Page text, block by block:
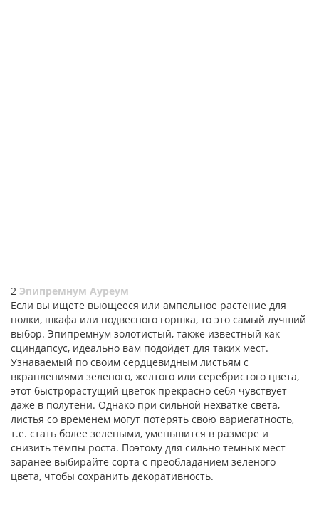
2 Эпипремнум Ауреум
Если вы ищете вьющееся или ампельное растение для
полки, шкафа или подвесного горшка, то это самый лучший
выбор. Эпипремнум золотистый, также известный как
сциндапсус, идеально вам подойдет для таких мест.
Узнаваемый по своим сердцевидным листьям с
вкраплениями зеленого, желтого или серебристого цвета,
этот быстрорастущий цветок прекрасно себя чувствует
даже в полутени. Однако при сильной нехватке света,
листья со временем могут потерять свою вариегатность,
т.е. стать более зелеными, уменьшится в размере и
снизить темпы роста. Поэтому для сильно темных мест
заранее выбирайте сорта с преобладанием зелёного
цвета, чтобы сохранить декоративность.